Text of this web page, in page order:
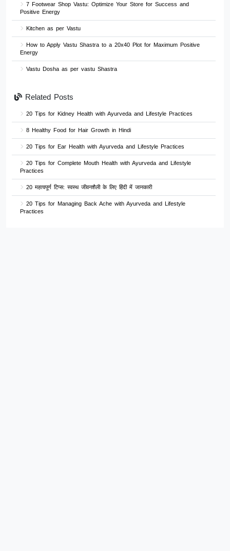
7 Footwear Shop Vastu: Optimize Your Store for Success and
Positive Energy
Kitchen as per Vastu
How to Apply Vastu Shastra to a 20x40 Plot for Maximum Positive
Energy
Vastu Dosha as per vastu Shastra
Related Posts
20 Tips for Kidney Health with Ayurveda and Lifestyle Practices
8 Healthy Food for Hair Growth in Hindi
20 Tips for Ear Health with Ayurveda and Lifestyle Practices
20 Tips for Complete Mouth Health with Ayurveda and Lifestyle
Practices
20 महत्वपूर्ण टिप्स: स्वस्थ जीवनशैली के लिए हिंदी में जानकारी
20 Tips for Managing Back Ache with Ayurveda and Lifestyle
Practices